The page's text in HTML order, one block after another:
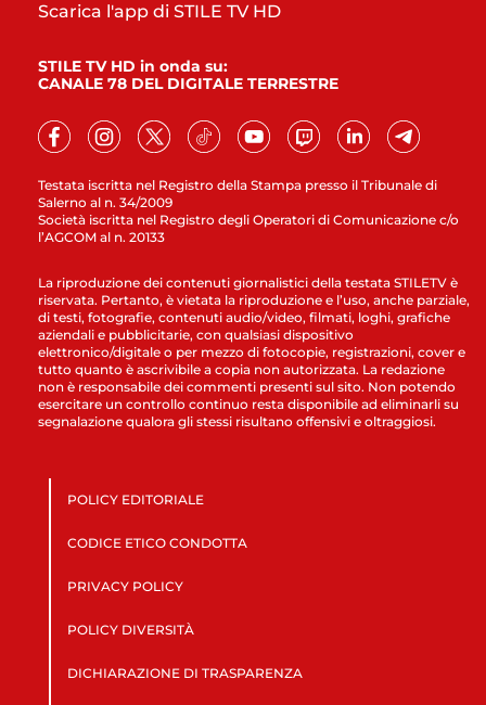
Testata iscritta nel Registro della Stampa presso il Tribunale di
Salerno al n. 34/2009
Società iscritta nel Registro degli Operatori di Comunicazione c/o
l’AGCOM al n. 20133
Scarica l'app di STILE TV HD
STILE TV HD in onda su:
CANALE 78 DEL DIGITALE TERRESTRE
La riproduzione dei contenuti giornalistici della testata STILETV è
riservata. Pertanto, è vietata la riproduzione e l’uso, anche parziale,
di testi, fotografie, contenuti audio/video, filmati, loghi, grafiche
aziendali e pubblicitarie, con qualsiasi dispositivo
elettronico/digitale o per mezzo di fotocopie, registrazioni, cover e
tutto quanto è ascrivibile a copia non autorizzata. La redazione
non è responsabile dei commenti presenti sul sito. Non potendo
esercitare un controllo continuo resta disponibile ad eliminarli su
segnalazione qualora gli stessi risultano offensivi e oltraggiosi.
POLICY EDITORIALE
CODICE ETICO CONDOTTA
PRIVACY POLICY
POLICY DIVERSITÀ
DICHIARAZIONE DI TRASPARENZA